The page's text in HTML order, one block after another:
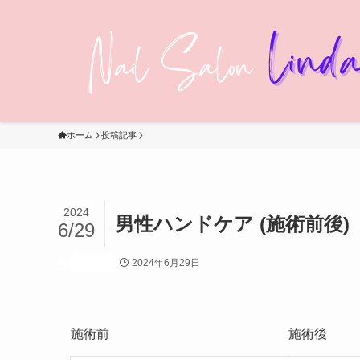
ホーム 投稿記事
男性ハンドケア (施術前後)
2024
6/29
2024年6月29日
施術前 施術後